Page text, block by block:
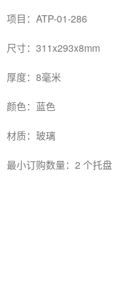
项目：ATP-01-286
尺寸：311x293x8mm
厚度：8毫米
颜色：蓝色
材质：玻璃
最小订购数量：2 个托盘